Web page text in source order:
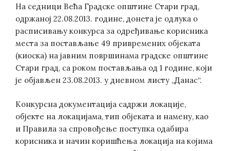
На седници Већа Градске општине Стари град,
одржаној 22.08.2013. године, донета је одлука о
расписивању конкурса за одређивање корисника
места за постављање 49 привремених објеката
(киоска) на јавним површинама градске општине
Стари град, са роком постављања од 1 године, који
је објављен 23.08.2013. у дневном листу „Данас“.
Конкурсна документација садржи локације,
објекте на локацијама, тип објеката и намену, као
и Правила за спровођење поступка одабира
корисника и начин коришћења локација на којима